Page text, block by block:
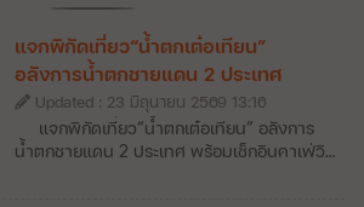
แจกพิกัดเที่ยว“น้ำตกเต๋อเทียน”
อลังการน้ำตกชายแดน 2 ประเทศ
Updated : 23 มิถุนายน 2569 13:16
แจกพิกัดเที่ยว“น้ำตกเต๋อเทียน” อลังการ
น้ำตกชายแดน 2 ประเทศ พร้อมเช็กอินคาเฟ่วิว